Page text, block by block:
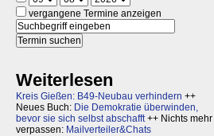
vergangene Termine anzeigen
Weiterlesen
Kreis Gießen: B49-Neubau verhindern ++
Neues Buch: Die Demokratie überwinden,
bevor sie sich selbst abschafft++ Nichts mehr
verpassen: Mailverteiler&Chats